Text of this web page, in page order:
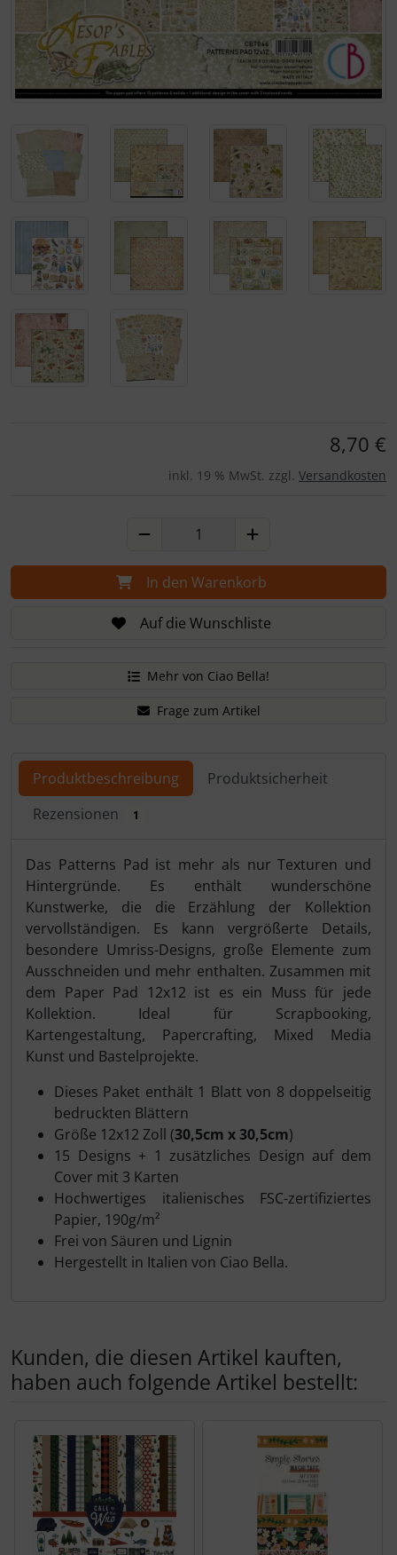
8,70 €
inkl. 19 % MwSt. zzgl. Versandkosten
In den Warenkorb
Auf die Wunschliste
Mehr von Ciao Bella!
Frage zum Artikel
Produktbeschreibung
Produktsicherheit
Rezensionen
1
Produktbeschreibung
Das Patterns Pad ist mehr als nur Texturen und
Hintergründe. Es enthält wunderschöne
Kunstwerke, die die Erzählung der Kollektion
vervollständigen. Es kann vergrößerte Details,
besondere Umriss-Designs, große Elemente zum
Ausschneiden und mehr enthalten. Zusammen mit
dem Paper Pad 12x12 ist es ein Muss für jede
Kollektion. Ideal für Scrapbooking,
Kartengestaltung, Papercrafting, Mixed Media
Kunst und Bastelprojekte.
Dieses Paket enthält 1 Blatt von 8 doppelseitig
bedruckten Blättern
Größe 12x12 Zoll (30,5cm x 30,5cm)
15 Designs + 1 zusätzliches Design auf dem
Cover mit 3 Karten
Hochwertiges italienisches FSC-zertifiziertes
Papier, 190g/m²
Frei von Säuren und Lignin
Hergestellt in Italien von Ciao Bella.
Kunden, die diesen Artikel kauften,
haben auch folgende Artikel bestellt: